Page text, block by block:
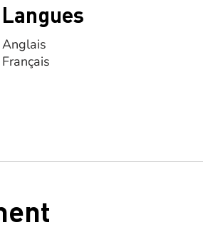
Langues
Anglais
Français